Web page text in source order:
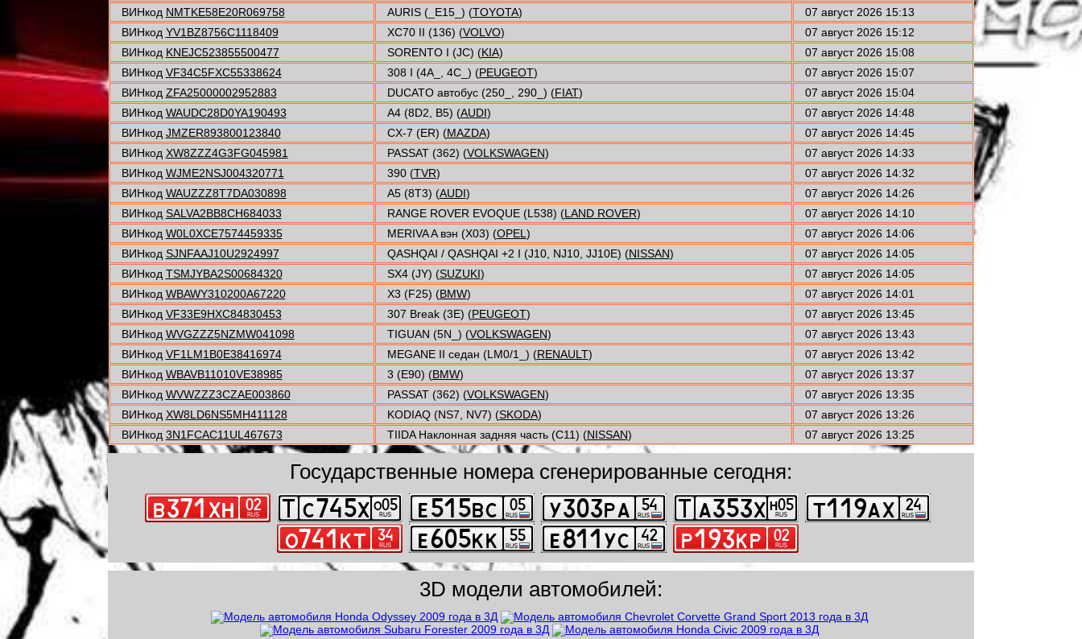
ВИНкод NMTKE58E20R069758 AURIS (_E15_) (TOYOTA)
07 август 2026 15:13
ВИНкод YV1BZ8756C1118409 XC70 II (136) (VOLVO)
07 август 2026 15:12
ВИНкод KNEJC523855500477 SORENTO I (JC) (KIA)
07 август 2026 15:08
ВИНкод VF34C5FXC55338624 308 I (4A_, 4C_) (PEUGEOT)
07 август 2026 15:07
ВИНкод ZFA25000002952883 DUCATO автобус (250_, 290_) (FIAT)
07 август 2026 15:04
ВИНкод WAUDC28D0YA190493 A4 (8D2, B5) (AUDI)
07 август 2026 14:48
ВИНкод JMZER893800123840 CX-7 (ER) (MAZDA)
07 август 2026 14:45
ВИНкод XW8ZZZ4G3FG045981 PASSAT (362) (VOLKSWAGEN)
07 август 2026 14:33
ВИНкод WJME2NSJ004320771 390 (TVR)
07 август 2026 14:32
ВИНкод WAUZZZ8T7DA030898 A5 (8T3) (AUDI)
07 август 2026 14:26
ВИНкод SALVA2BB8CH684033 RANGE ROVER EVOQUE (L538) (LAND ROVER)
07 август 2026 14:10
ВИНкод W0L0XCE7574459335 MERIVA A вэн (X03) (OPEL)
07 август 2026 14:06
ВИНкод SJNFAAJ10U2924997 QASHQAI / QASHQAI +2 I (J10, NJ10, JJ10E) (NISSAN)
07 август 2026 14:05
ВИНкод TSMJYBA2S00684320 SX4 (JY) (SUZUKI)
07 август 2026 14:05
ВИНкод WBAWY310200A67220 X3 (F25) (BMW)
07 август 2026 14:01
ВИНкод VF33E9HXC84830453 307 Break (3E) (PEUGEOT)
07 август 2026 13:45
ВИНкод WVGZZZ5NZMW041098 TIGUAN (5N_) (VOLKSWAGEN)
07 август 2026 13:43
ВИНкод VF1LM1B0E38416974 MEGANE II седан (LM0/1_) (RENAULT)
07 август 2026 13:42
ВИНкод WBAVB11010VE38985 3 (E90) (BMW)
07 август 2026 13:37
ВИНкод WVWZZZ3CZAE003860 PASSAT (362) (VOLKSWAGEN)
07 август 2026 13:35
ВИНкод XW8LD6NS5MH411128 KODIAQ (NS7, NV7) (SKODA)
07 август 2026 13:26
ВИНкод 3N1FCAC11UL467673 TIIDA Наклонная задняя часть (C11) (NISSAN) 07 август 2026 13:25
Государственные номера сгенерированные сегодня:
3D модели автомобилей: